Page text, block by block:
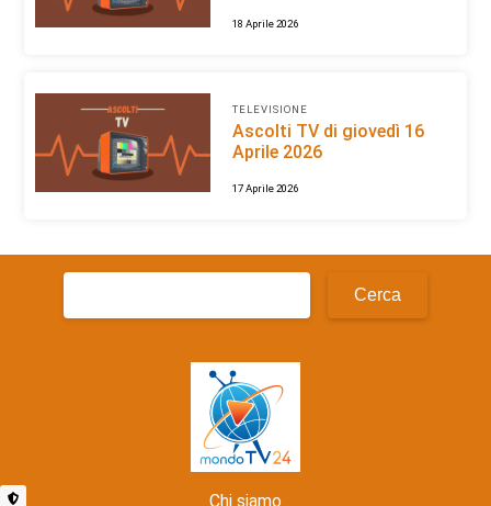
18 Aprile 2026
TELEVISIONE
Ascolti TV di giovedì 16
Aprile 2026
17 Aprile 2026
Ricerca
Chi siamo